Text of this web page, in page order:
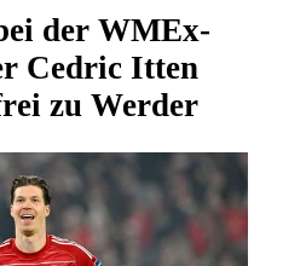
der WMEx-
Cedric Itten
zu Werder